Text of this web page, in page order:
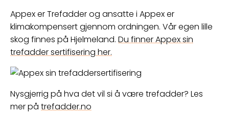
Appex er Trefadder og ansatte i Appex er
klimakompensert gjennom ordningen. Vår egen lille
skog finnes på Hjelmeland. Du finner Appex sin
trefadder sertifisering her.
Nysgjerrig på hva det vil si å være trefadder? Les
mer på trefadder.no